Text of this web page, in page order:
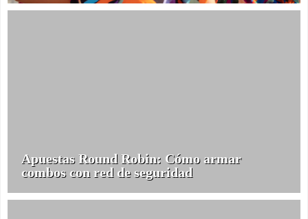
Apuestas Round Robin: Cómo armar
combos con red de seguridad